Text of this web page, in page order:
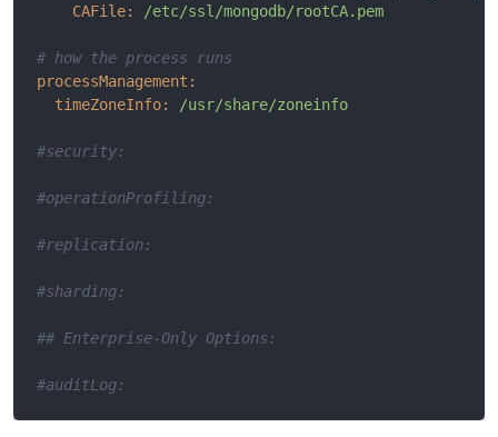
CAFile:
/etc/ssl/mongodb/rootCA.pem
# how the process runs
processManagement:
timeZoneInfo:
/usr/share/zoneinfo
#security:
#operationProfiling:
#replication:
#sharding:
## Enterprise-Only Options:
#auditLog: